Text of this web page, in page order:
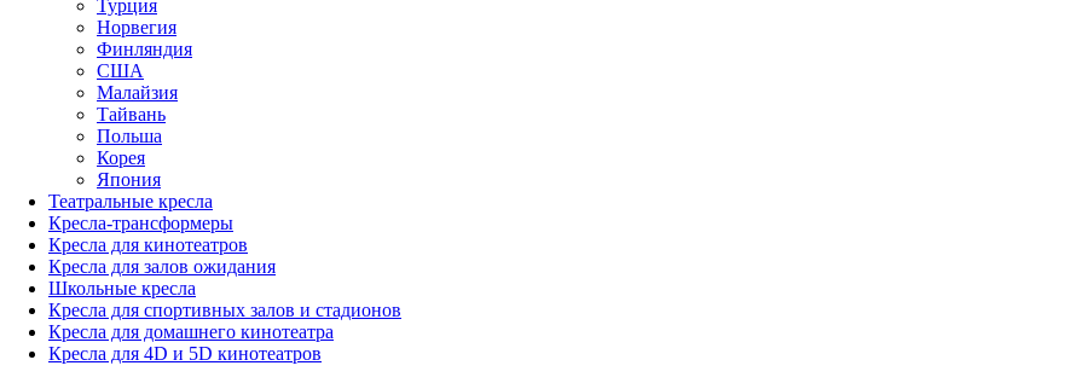
Турция
Норвегия
Финляндия
США
Малайзия
Тайвань
Польша
Корея
Япония
Театральные кресла
Кресла-трансформеры
Кресла для кинотеатров
Кресла для залов ожидания
Школьные кресла
Кресла для спортивных залов и стадионов
Кресла для домашнего кинотеатра
Кресла для 4D и 5D кинотеатров